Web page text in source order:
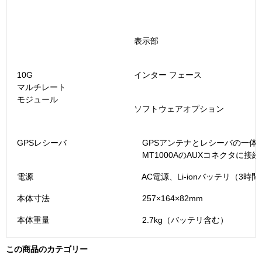
表示部
10G
マルチレート
モジュール
インター フェース
ソフトウェアオプション
GPSレシーバ
GPSアンテナとレシーバの一体
MT1000AのAUXコネクタに接続
電源 AC電源、Li-ionバッテリ（3時間
本体寸法 257×164×82mm
本体重量 2.7kg（バッテリ含む）
この商品のカテゴリー